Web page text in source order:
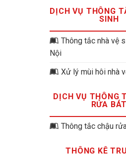
DỊCH VỤ THÔNG
SINH
Thông tắc nhà vệ
Nội
Xử lý mùi hôi nhà
DỊCH VỤ THÔNG
RỬA BÁT
Thông tắc chậu
THÔNG KÊ